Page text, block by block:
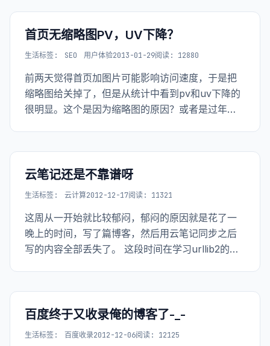
就写代码，导致其他事情都没做，比如说写一个年
首页无缩略图PV，UV下降？
生活标签: SEO 用户体验2013-01-29阅读: 12880
前两天觉得首页加图片可能影响访问速度，于是把
缩略图给关掉了，但是从统计中看到pv和uv下降的
很明显。这个是因为缩略图的原因？或者是过年
云笔记还是不靠谱呀
生活标签: 云计算2012-12-17阅读: 11321
这周从一开始就比较郁闷，郁闷的原因就是花了一
晚上的时间，写了篇博客，然后用云笔记同步之后
写的内容全部丢失了。 这段时间在学习urllib2的源
家的
百度终于又收录俺的博客了-_-
生活标签: 百度收录2012-12-06阅读: 12125